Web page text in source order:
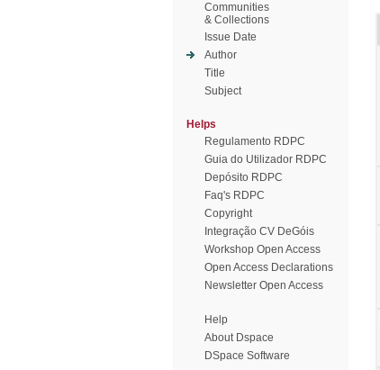
Communities
& Collections
Issue Date
Author
Title
Subject
Helps
Regulamento RDPC
Guia do Utilizador RDPC
Depósito RDPC
Faq's RDPC
Copyright
Integração CV DeGóis
Workshop Open Access
Open Access Declarations
Newsletter Open Access
Help
About Dspace
DSpace Software